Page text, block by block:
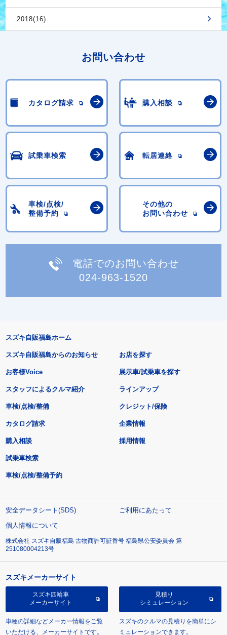
2018(16)
お問い合わせ
カタログ請求 購入相談
試乗車検索 転居連絡
車検/点検/
整備予約
その他の
お問い合わせ
電話でのお問い合わせ
024-963-1520
スズキ自販福島ホーム
スズキ自販福島からのお知らせ
お客様Voice
スタッフによるクルマ紹介
お店を探す
展示車/試乗車を探す
ラインアップ
車検/点検/整備 クレジット/保険
カタログ請求
購入相談
試乗車検索
車検/点検/整備予約
企業情報
採用情報
安全データシート(SDS)
ご利用にあたって
個人情報について
株式会社 スズキ自販福島 古物商許可証番号 福島県公安委員会 第
251080004213号
スズキメーカーサイト
スズキ四輪車
メーカーサイト
車種の詳細などメーカー情報をご覧
いただける、メーカーサイトです。
見積り
シミュレーション
スズキのクルマの見積りを簡単にシ
ミュレーションできます。